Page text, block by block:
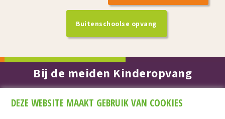
Buitenschoolse opvang
Bij de meiden Kinderopvang
DEZE WEBSITE MAAKT GEBRUIK VAN COOKIES